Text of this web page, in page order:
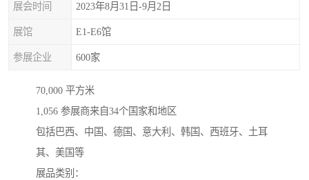
展会时间 2023年8月31日-9月2日
展馆 E1-E6馆
参展企业 600家
70,000 平方米
1,056 参展商来自34个国家和地区
包括巴西、中国、德国、意大利、韩国、西班牙、土耳
其、美国等
展品类别：